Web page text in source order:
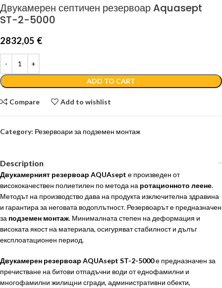
Двукамерен септичен резервоар Aquasept
ST-2-5000
2832,05 €
ADD TO CART
Compare Add to wishlist
Category: Резервоари за подземен монтаж
Description
Двукамерният резервоар AQUAsept е произведен от
висококачествен полиетилен по метода на ротационното леене.
Методът на производство дава на продукта изключителна здравина
и гарантира за неговата водоплътност. Резервоарът е предназначен
за подземен монтаж. Минималната степен на деформация и
високата якост на материала, осигуряват стабилност и дълъг
експлоатационен период.
Двукамерен резервоар AQUAsept ST-2-5000е предназначен за
пречистване на битови отпадъчни води от еднофамилни и
многофамилни жилищни сгради, административни обекти,